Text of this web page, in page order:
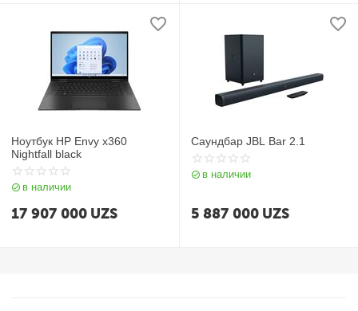
Ноутбук HP Envy x360
Nightfall black
в наличии
17 907 000 UZS
Саундбар JBL Bar 2.1
в наличии
5 887 000 UZS